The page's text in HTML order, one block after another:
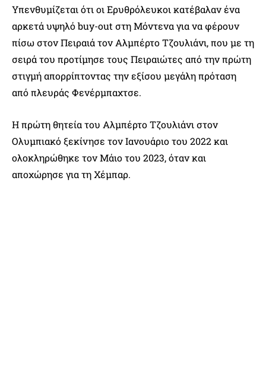
Υπενθυμίζεται ότι οι Ερυθρόλευκοι κατέβαλαν ένα
αρκετά υψηλό buy-out στη Μόντενα για να φέρουν
πίσω στον Πειραιά τον Αλμπέρτο Τζουλιάνι, που με τη
σειρά του προτίμησε τους Πειραιώτες από την πρώτη
στιγμή απορρίπτοντας την εξίσου μεγάλη πρόταση
από πλευράς Φενέρμπαχτσε.
Η πρώτη θητεία του Αλμπέρτο Τζουλιάνι στον
Ολυμπιακό ξεκίνησε τον Ιανουάριο του 2022 και
ολοκληρώθηκε τον Μάιο του 2023, όταν και
αποχώρησε για τη Χέμπαρ.